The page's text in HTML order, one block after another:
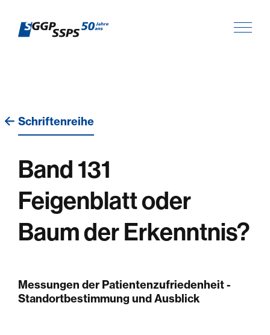
Schriftenreihe
Band 131
Feigenblatt oder
Baum der Erkenntnis?
Messungen der Patientenzufriedenheit -
Standortbestimmung und Ausblick